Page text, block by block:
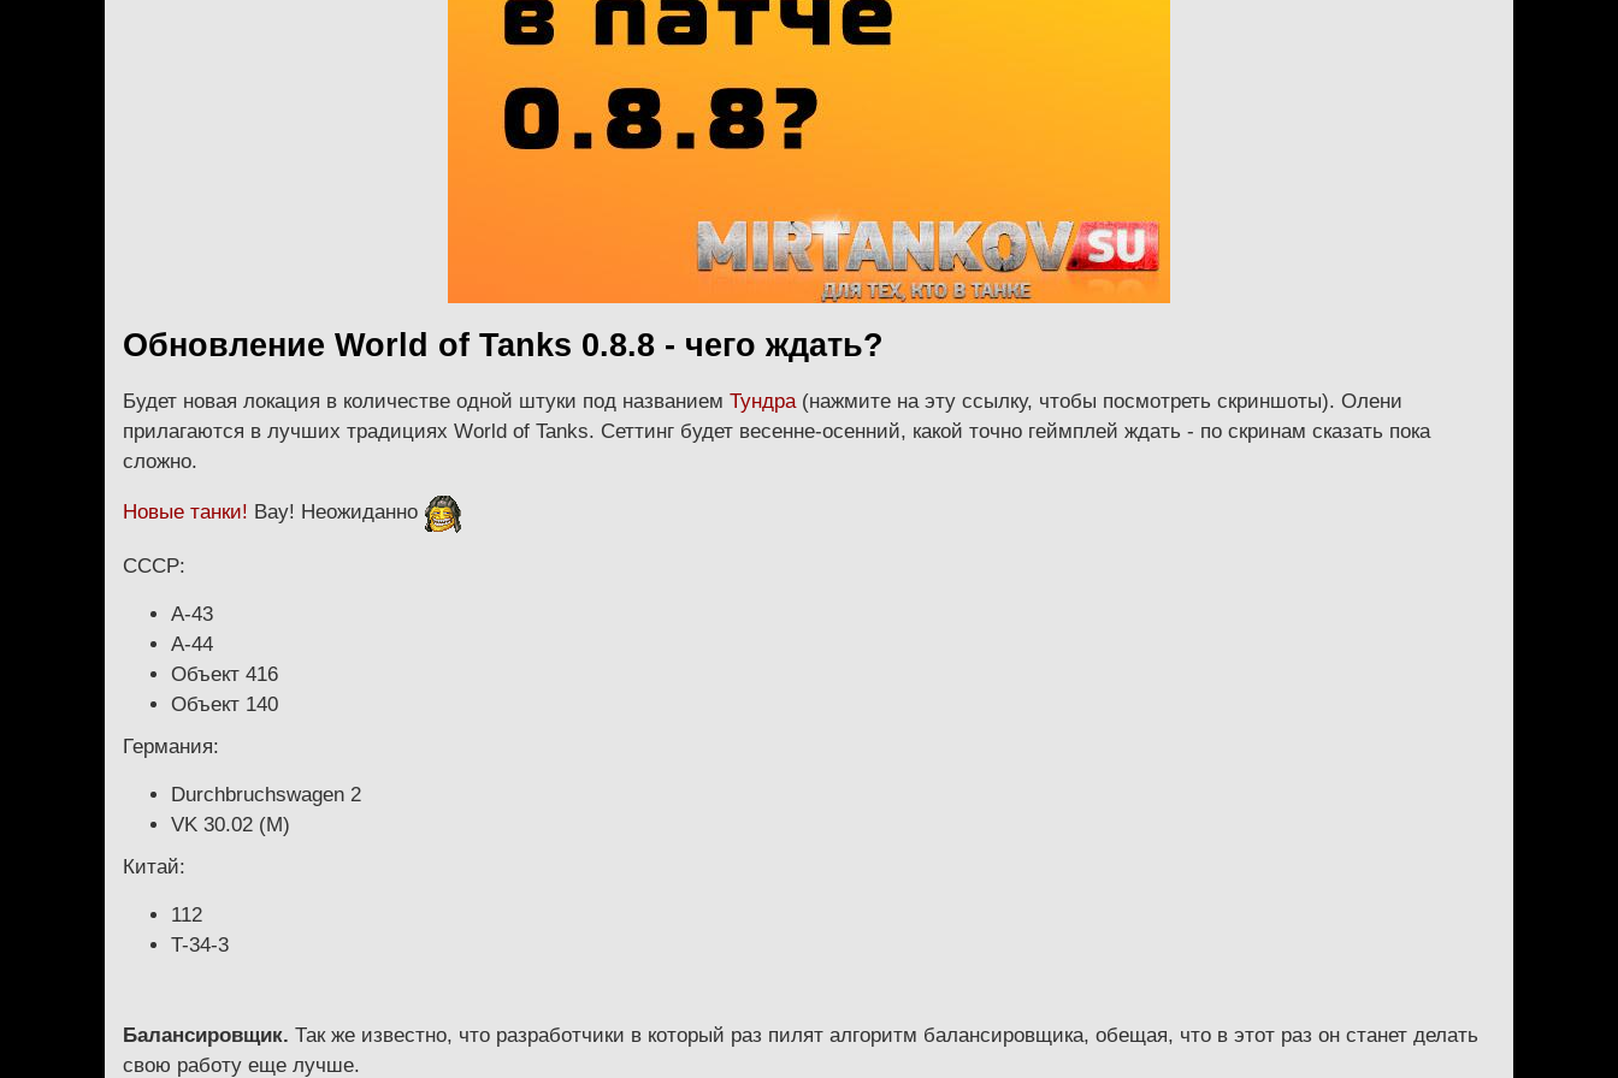
Обновление World of Tanks 0.8.8 - чего ждать?
Будет новая локация в количестве одной штуки под названием Тундра (нажмите на эту ссылку, чтобы посмотреть скриншоты). Олени
прилагаются в лучших традициях World of Tanks. Сеттинг будет весенне-осенний, какой точно геймплей ждать - по скринам сказать пока
сложно.
Новые танки! Вау! Неожиданно
СССР:
А-43
А-44
Объект 416
Объект 140
Германия:
Durchbruchswagen 2
VK 30.02 (M)
Китай:
112
T-34-3
Балансировщик. Так же известно, что разработчики в который раз пилят алгоритм балансировщика, обещая, что в этот раз он станет делать
свою работу еще лучше.